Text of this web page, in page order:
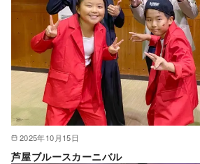
2025年10月15日
芦屋ブルースカーニバル